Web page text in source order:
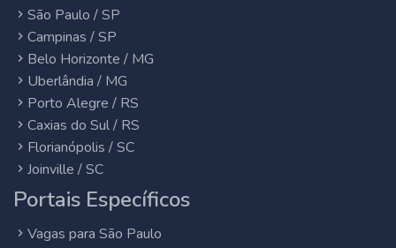
São Paulo / SP
Campinas / SP
Belo Horizonte / MG
Uberlândia / MG
Porto Alegre / RS
Caxias do Sul / RS
Florianópolis / SC
Joinville / SC
Portais Específicos
Vagas para São Paulo